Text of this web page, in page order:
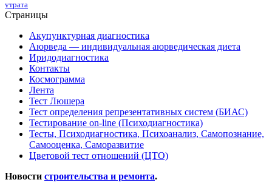
утрата
Страницы
Акупунктурная диагностика
Аюрведа — индивидуальная аюрведическая диета
Иридодиагностика
Контакты
Космограмма
Лента
Тест Люшера
Тест определения репрезентативных систем (БИАС)
Тестирование on-line (Психодиагностика)
Тесты, Психодиагностика, Психоанализ, Самопознание,
Самооценка, Саморазвитие
Цветовой тест отношений (ЦТО)
Новости строительства и ремонта.